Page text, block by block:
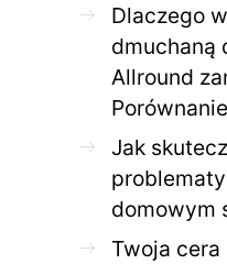
Dlaczego
dmuchaną
Allround
Porównanie
Jak
domowym
Twoja